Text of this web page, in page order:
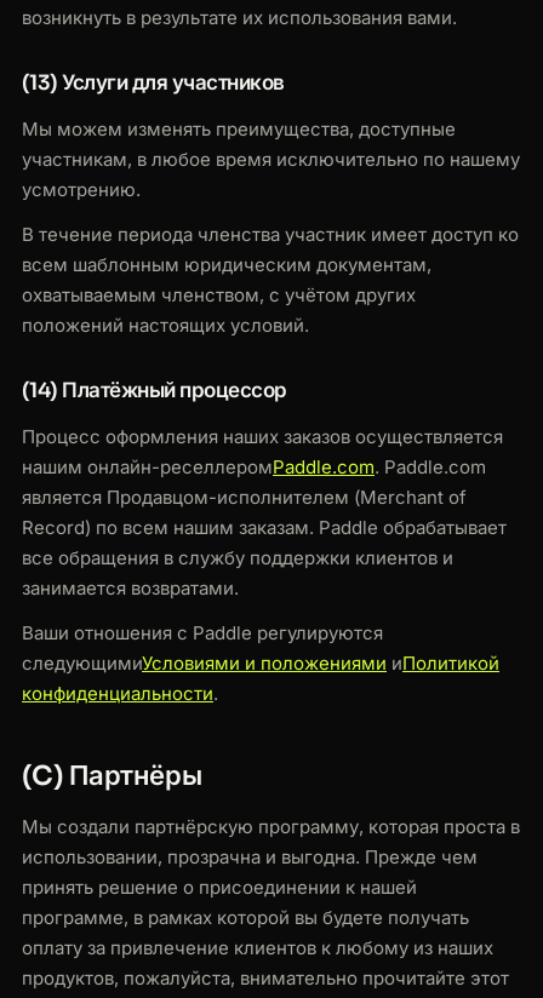
возникнуть в результате их использования вами.
(13) Услуги для участников
Мы можем изменять преимущества, доступные
участникам, в любое время исключительно по нашему
усмотрению.
В течение периода членства участник имеет доступ ко
всем шаблонным юридическим документам,
охватываемым членством, с учётом других
положений настоящих условий.
(14) Платёжный процессор
Процесс оформления наших заказов осуществляется
нашим онлайн-реселлеромPaddle.com. Paddle.com
является Продавцом-исполнителем (Merchant of
Record) по всем нашим заказам. Paddle обрабатывает
все обращения в службу поддержки клиентов и
занимается возвратами.
Ваши отношения с Paddle регулируются
следующимиУсловиями и положениями иПолитикой
конфиденциальности.
(C) Партнёры
Мы создали партнёрскую программу, которая проста в
использовании, прозрачна и выгодна. Прежде чем
принять решение о присоединении к нашей
программе, в рамках которой вы будете получать
оплату за привлечение клиентов к любому из наших
продуктов, пожалуйста, внимательно прочитайте этот